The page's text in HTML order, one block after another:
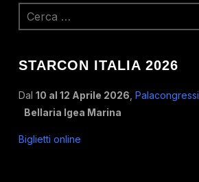
Ricerca
per:
STARCON ITALIA 2026
Dal 10 al 12 Aprile 2026 Palacongressi
Bellaria Igea Marina
Biglietti online